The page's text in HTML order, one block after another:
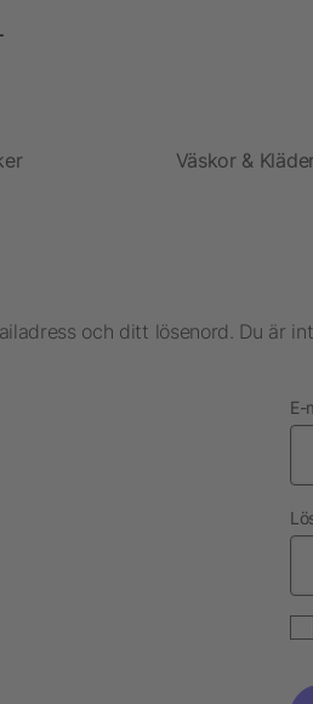
Väskor &
och ditt lösenord. Du är
E-